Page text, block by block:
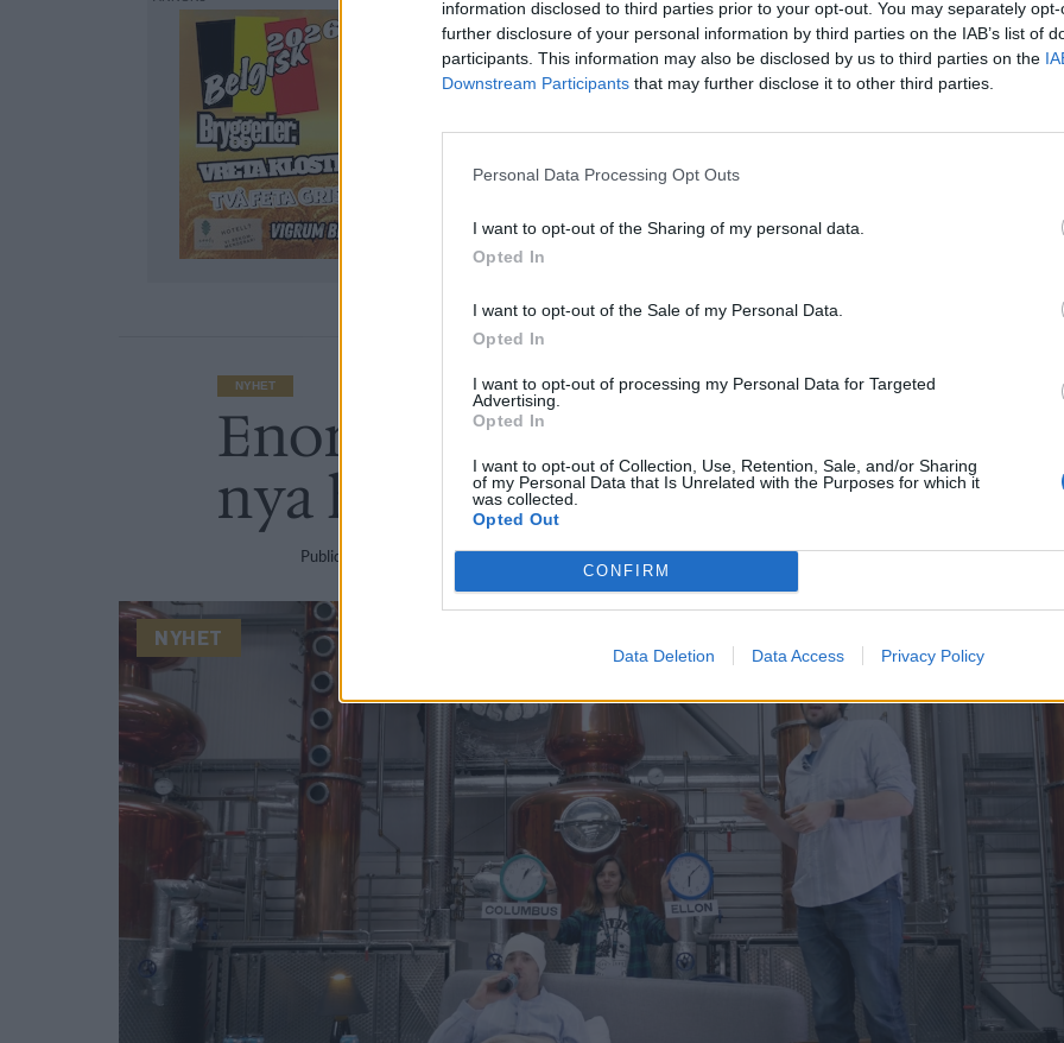
information disclosed to third parties prior to your opt-out. You may separately
further disclosure of your personal information by third parties on the IAB’s list of
participants. This information may also be disclosed by us to third parties on the
Downstream Participants that may further disclose it to other third parties.
Personal Data Processing Opt Outs
I want to opt-out of the Sharing of my personal data.
Opted In
I want to opt-out of the Sale of my Personal Data.
Opted In
I want to opt-out of processing my Personal Data for Targeted
Advertising.
Opted In
I want to opt-out of Collection, Use, Retention, Sale, and/or Sharing
of my Personal Data that Is Unrelated with the Purposes for which it
was collected.
Opted Out
CONFIRM
Data Deletion Data Access Privacy Policy
NYHET
Enormt stöd för Brewdogs
nya hotell
Publicerat 2017-03-12
NYHET